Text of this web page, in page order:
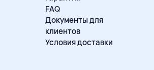
FAQ
Документы для
клиентов
Условия доставки